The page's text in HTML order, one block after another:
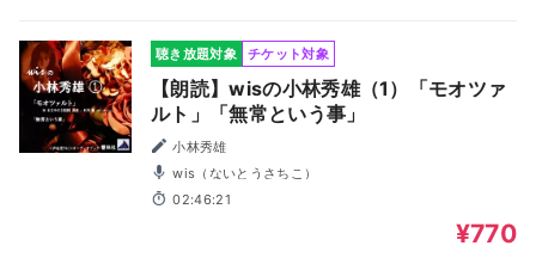
聴き放題対象 チケット対象
【朗読】wisの小林秀雄（1）「モオツァ
ルト」「無常という事」
小林秀雄
wis（ないとうさちこ）
02:46:21
¥770